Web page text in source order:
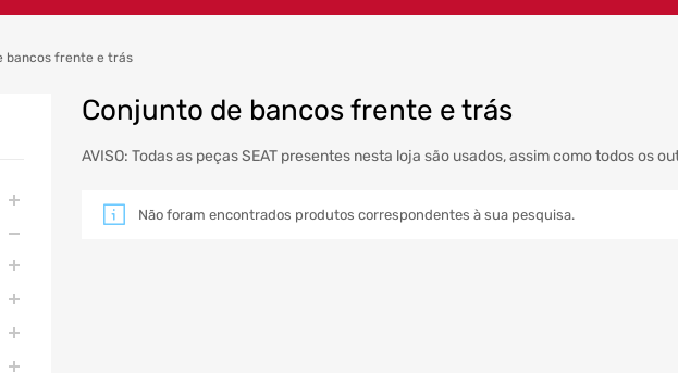
bancos frente e trás
Conjunto de bancos frente e trás
AVISO: Todas as peças SEAT presentes nesta loja são usados, assim como todos os
Não foram encontrados produtos correspondentes à sua pesquisa.